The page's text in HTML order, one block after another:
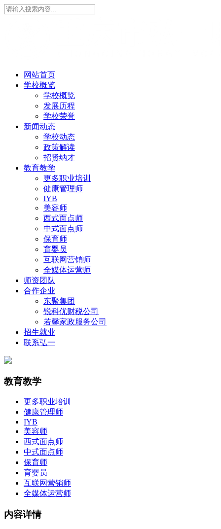
网站首页
学校概览
学校概览
发展历程
学校荣誉
新闻动态
学校动态
政策解读
招贤纳才
教育教学
更多职业培训
健康管理师
IYB
美容师
西式面点师
中式面点师
保育师
育婴员
互联网营销师
全媒体运营师
师资团队
合作企业
东聚集团
锐科优财税公司
若馨家政服务公司
招生就业
联系弘一
教育教学
更多职业培训
健康管理师
IYB
美容师
西式面点师
中式面点师
保育师
育婴员
互联网营销师
全媒体运营师
内容详情